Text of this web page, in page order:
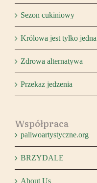
Sezon cukiniowy
Królowa jest tylko jedna
Zdrowa alternatywa
Przekaz jedzenia
Współpraca
paliwoartystyczne.org
BRZYDALE
About Us